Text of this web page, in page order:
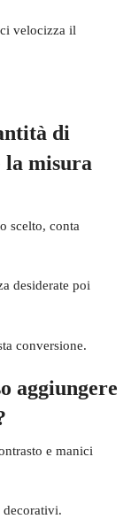
velocizza il
di
la misura
scelto, conta
desiderate poi
conversione.
aggiungere
e manici